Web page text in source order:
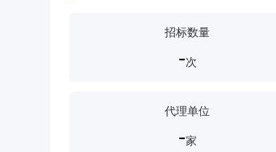
招标数量
-次
代理单位
-家